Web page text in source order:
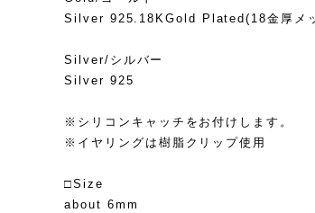
Silver 925.18KGold Plated(18金厚メ
Silver/シルバー
Silver 925
※シリコンキャッチをお付けします。
※イヤリングは樹脂クリップ使用
□Size
about 6mm